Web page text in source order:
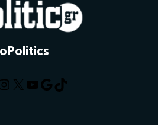
X YouTube
Google
TikTok